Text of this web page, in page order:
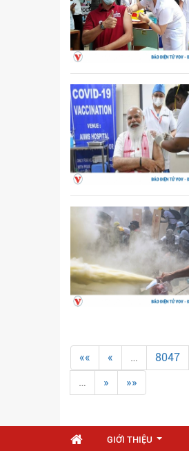
«« « … 8047
…
» »»
GIỚI THIỆU